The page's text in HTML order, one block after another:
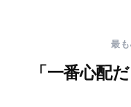
最
「一番心配